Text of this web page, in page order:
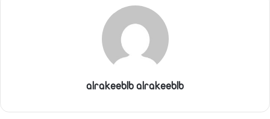
alrakeeblb alrakeeblb